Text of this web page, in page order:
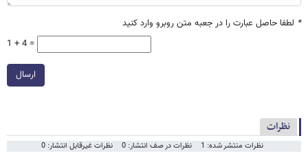
* لطفا حاصل عبارت را در جعبه متن روبرو وارد کنید
1 + 4 =
ارسال
نظرات
نظرات منتشر شده: 1 نظرات در صف انتشار: 0 نظرات غیرقابل انتشار: 0